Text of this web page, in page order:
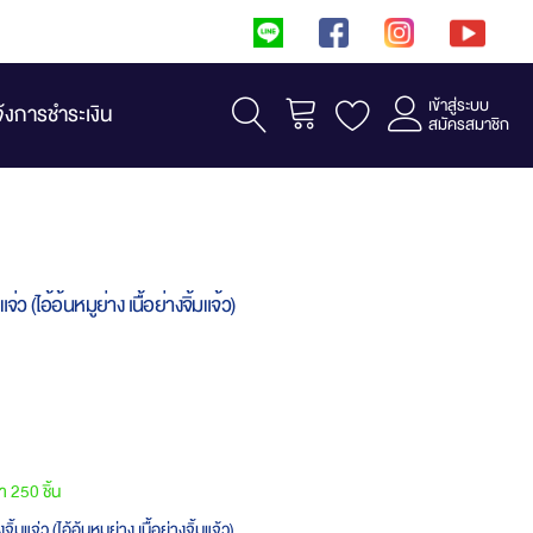
การชำระเงิน รถเข็น เข้าสู่ระบบ
สมัครสมาชิก
ว (ไอ้อ้นหมูย่าง เนื้อย่างจิ้มแจ้ว)
250 ชิ้น